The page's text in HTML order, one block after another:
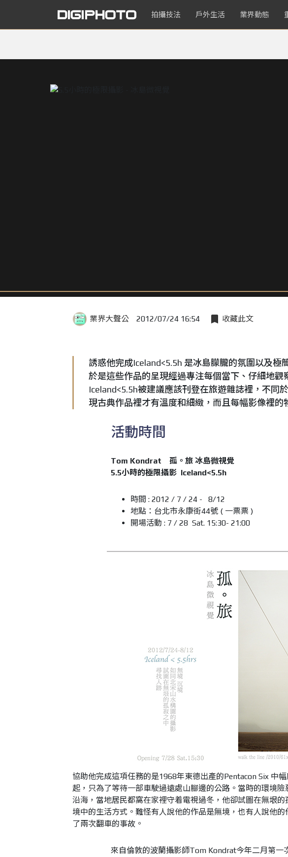
拍攝技法 戶外生活 業界動態
業界大聲公 2012/07/24 16:54 收藏此文
誘惑他完成Iceland<5.5h 是冰島朦朧的氛圍以及極
於是這些作品的呈現經過專注每個當下、仔細地
Iceland<5.5h被建議應該刊登在旅遊雜誌裡，不同
現古典作品裡才有溫度和細緻，而且每幅影像裡的
活動時間
Tom Kondrat 孤。旅 冰島微視覺
5.5小時的極限攝影 Iceland<5.5h
時間 : 2012 / 7 / 24 - 8/12
地點：台北市永康街44號 ( 一票票 )
開場活動 : 7 / 28 Sat. 15:30- 21:00
協助他完成這項任務的是1968年東德出產的Pentacon Six 中
起，只為了等待一部車駛過遠處山腳邊的公路。當時的環境
沿海，當地居民都窩在家裡守着電視過冬，他卻試圖在無垠
境中的生活方式。難怪有人說他的作品是無境，也有人說他
了兩次翻車的事故。
來自倫敦的波蘭攝影師Tom Kondrat今年二月第一